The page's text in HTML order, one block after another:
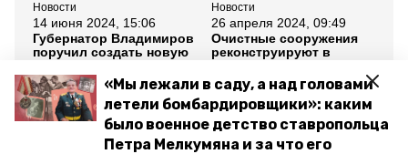
«Мы лежали в саду, а над головами
летели бомбардировщики»: каким
было военное детство ставропольца
Петра Мелкумяна и за что его
Новости
14 июня 2024, 15:06
Губернатор Владимиров
поручил создать новую
в Шпаковском округе
Новости
26 апреля 2024, 09:49
Очистные сооружения
реконструируют в
Все новости